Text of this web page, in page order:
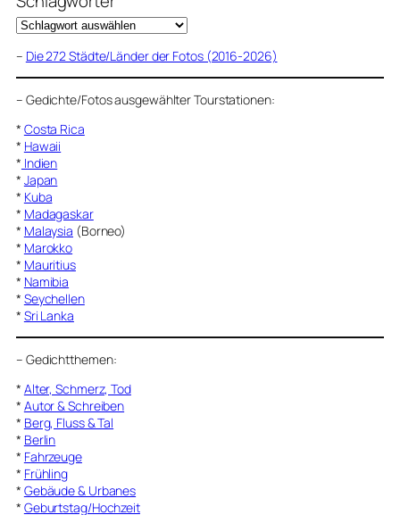
– Die 272 Städte/Länder der Fotos (2016-2026)
– Gedichte/Fotos ausgewählter Tourstationen:
* Costa Rica
* Hawaii
* Indien
* Japan
* Kuba
* Madagaskar
* Malaysia (Borneo)
* Marokko
* Mauritius
* Namibia
* Seychellen
* Sri Lanka
– Gedichtthemen:
* Alter, Schmerz, Tod
* Autor & Schreiben
* Berg, Fluss & Tal
* Berlin
* Fahrzeuge
* Frühling
* Gebäude & Urbanes
* Geburtstag/Hochzeit